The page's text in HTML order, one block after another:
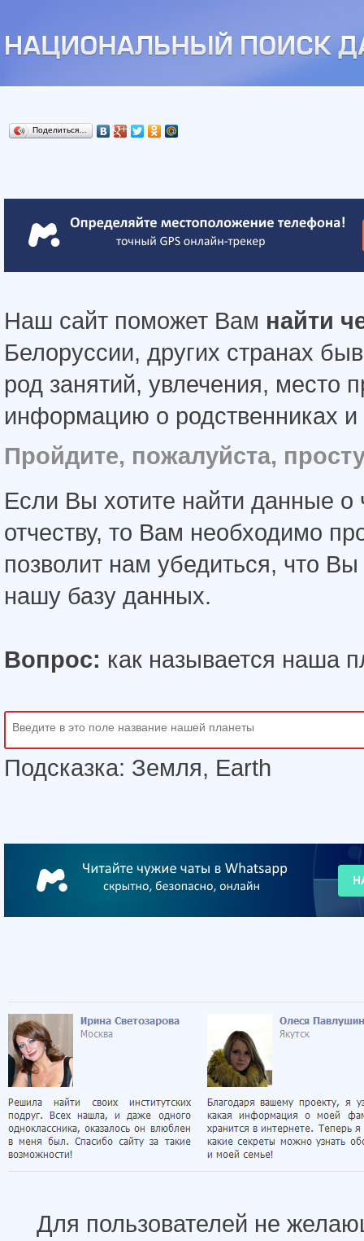
Поделиться…
Наш сайт поможет Вам найти
Белоруссии, других странах
род занятий, увлечения, место
информацию о родственниках и
Пройдите, пожалуйста,
Если Вы хотите найти данные
отчеству, то Вам необходимо
позволит нам убедиться, что
нашу базу данных.
Вопрос: как называется наша
Подсказка: Земля, Earth
Для пользователей не